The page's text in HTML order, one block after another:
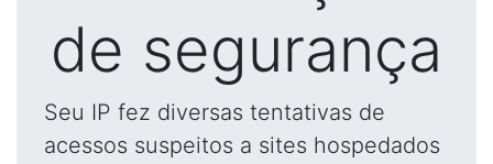
de segurança
Seu IP fez diversas tentativas de
acessos suspeitos a sites hospedados